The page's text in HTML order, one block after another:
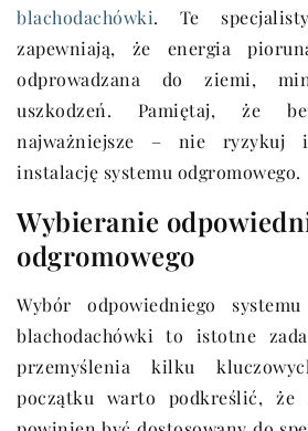
blachodachówki. Te
zapewniają, że energia
odprowadzana do ziemi,
uszkodzeń. Pamiętaj, że
najważniejsze – nie ryzykuj
instalację systemu odgromowego.
Wybieranie
odgromowego
Wybór odpowiedniego
blachodachówki to istotne
przemyślenia kilku
początku warto podkreślić, że